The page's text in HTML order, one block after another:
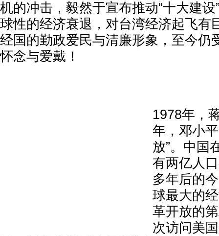
机的冲击，毅然于宣布推动“十大建
球性的经济衰退，对台湾经济起飞有
经国的勤政爱民与清廉形象，至今仍
怀念与爱戴！
1978年，
年，邓小
放”。中国
有两亿人
多年后的
球最大的
革开放的
次访问美